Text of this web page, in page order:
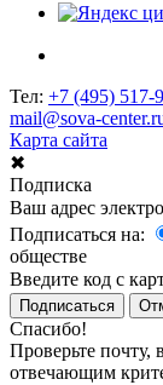
Тел: +7 (495) 517-
mail@sova-
Карта сайта
✖
Подписка
Ваш адрес
Подписаться на:
обществе
Введите код с
Подписаться
Спасибо!
Проверьте почту,
отвечающим